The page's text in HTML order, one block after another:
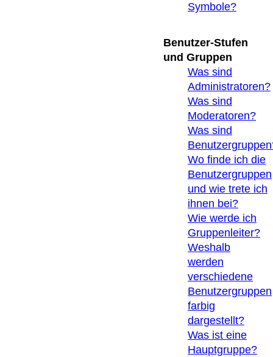
Symbole?
Benutzer-Stufen
und Gruppen
Was sind
Administratoren?
Was sind
Moderatoren?
Was sind
Wo finde ich die
Benutzergruppen
und wie trete ich
ihnen bei?
Wie werde ich
Gruppenleiter?
Weshalb
werden
verschiedene
Benutzergruppen
farbig
dargestellt?
Was ist eine
Hauptgruppe?